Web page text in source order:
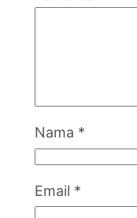
Nama *
Email *